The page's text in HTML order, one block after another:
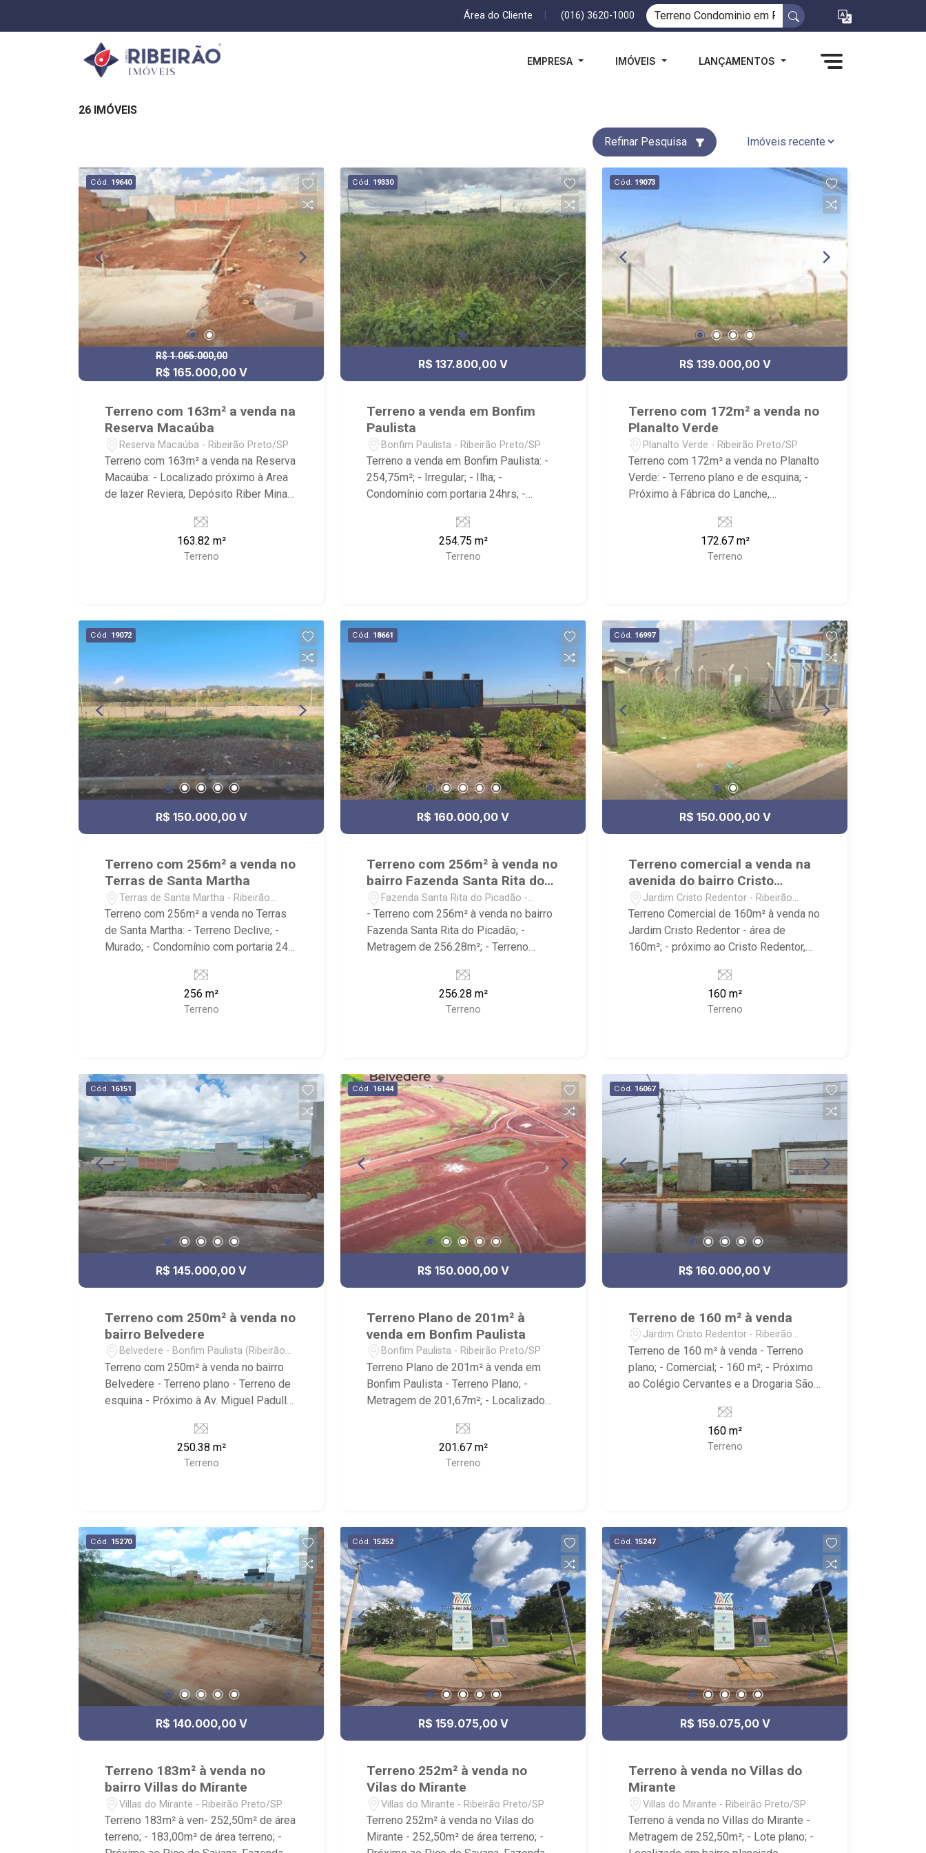
Área do Cliente (016) 3620-1000
EMPRESA IMÓVEIS LANÇAMENTOS
26 IMÓVEIS
Refinar Pesquisa
Cód. 19640
R$ 1.065.000,00
R$ 165.000,00 V
Terreno com 163m² a venda na
Reserva Macaúba
Reserva Macaúba - Ribeirão Preto/SP
Terreno com 163m² a venda na Reserva
Macaúba: - Localizado próximo à Area
de lazer Reviera, Depósito Riber Minas
Imóveis, referência em venda, compra e
locação. - Sinta-se em casa na Ribeirão
Imóveis, afinal Somos e Vivemos
com foco: Zona Sul, Zona Leste, Centro
e Bonfim Paulista; - para Venda, Compra
Imóveis - sede na Av. Professor João
Fiusa;
163.82 m²
Terreno
Cód. 19330
R$ 137.800,00 V
Terreno a venda em Bonfim
Paulista
Bonfim Paulista - Ribeirão Preto/SP
Terreno a venda em Bonfim Paulista: -
254,75m²; - Irregular; - Ilha; -
Condomínio com portaria 24hrs; -
Walfänger, Superação Sport Center
Academia Ginástica, Rodovia José
254.75 m²
Terreno
Cód. 19073
R$ 139.000,00 V
Terreno com 172m² a venda no
Planalto Verde
Planalto Verde - Ribeirão Preto/SP
Terreno com 172m² a venda no Planalto
Verde: - Terreno plano e de esquina; -
Próximo à Fábrica do Lanche,
172.67 m²
Terreno
Cód. 19072
R$ 150.000,00 V
Terreno com 256m² a venda no
Terras de Santa Martha
Terras de Santa Martha - Ribeirão
Preto/SP
Terreno com 256m² a venda no Terras
de Santa Martha: - Terreno Declive; -
Murado; - Condomínio com portaria 24h
Juca, Panificadora da Lapa e Av. Mal.
256 m²
Terreno
Cód. 18661
R$ 160.000,00 V
Terreno com 256m² à venda no
bairro Fazenda Santa Rita do
Picadão
Fazenda Santa Rita do Picadão -
Ribeirão Preto/SP
- Terreno com 256m² à venda no bairro
Fazenda Santa Rita do Picadão; -
Metragem de 256.28m²; - Terreno
Residencial Quinta da Mata, Ranshow
espaço e churrascaria Mariner.
256.28 m²
Terreno
Cód. 16997
R$ 150.000,00 V
Terreno comercial a venda na
avenida do bairro Cristo
Redentor
Jardim Cristo Redentor - Ribeirão
Preto/SP
Terreno Comercial de 160m² à venda no
Jardim Cristo Redentor - área de
160m²; - próximo ao Cristo Redentor,
avenida de grande fluxo e importância. -
ao lado de comércios.
160 m²
Terreno
Cód. 16151
R$ 145.000,00 V
Terreno com 250m² à venda no
bairro Belvedere
Belvedere - Bonfim Paulista (Ribeirão
Preto)/SP
Terreno com 250m² à venda no bairro
Belvedere - Terreno plano - Terreno de
esquina - Próximo à Av. Miguel Padulla,
250.38 m²
Terreno
Cód. 16144
R$ 150.000,00 V
Terreno Plano de 201m² à
venda em Bonfim Paulista
Bonfim Paulista - Ribeirão Preto/SP
Terreno Plano de 201m² à venda em
Bonfim Paulista - Terreno Plano; -
Metragem de 201,67m²; - Localizado
Superação Sport Center Academia
Ginástica, Rodovia José Fregonezi.
201.67 m²
Terreno
Cód. 16067
R$ 160.000,00 V
Terreno de 160 m² à venda
Jardim Cristo Redentor - Ribeirão
Preto/SP
Terreno de 160 m² à venda - Terreno
plano; - Comercial; - 160 m²; - Próximo
ao Colégio Cervantes e a Drogaria São
160 m²
Terreno
Cód. 15270
R$ 140.000,00 V
Terreno 183m² à venda no
bairro Villas do Mirante
Villas do Mirante - Ribeirão Preto/SP
Terreno 183m² à ven- 252,50m² de área
terreno; - 183,00m² de área terreno; -
Cód. 15252
R$ 159.075,00 V
Terreno 252m² à venda no
Vilas do Mirante
Villas do Mirante - Ribeirão Preto/SP
Terreno 252m² à venda no Vilas do
Mirante - 252,50m² de área terreno; -
Cód. 15247
R$ 159.075,00 V
Terreno à venda no Villas do
Mirante
Villas do Mirante - Ribeirão Preto/SP
Terreno à venda no Villas do Mirante -
Metragem de 252,50m²; - Lote plano; -